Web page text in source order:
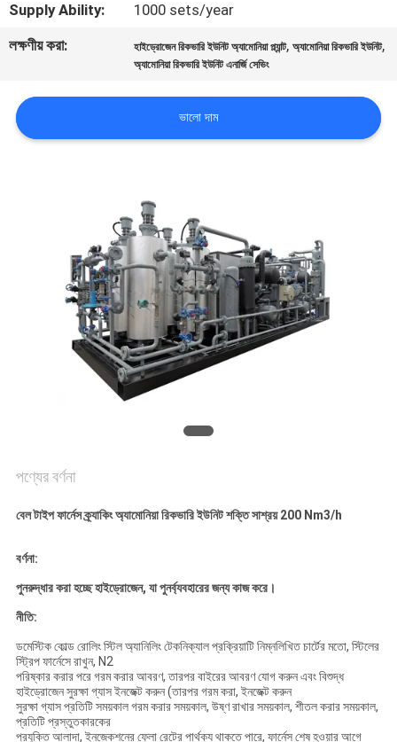
সাথে
যোগাযোগ
খবর
সাইট
গোপনীয়তা
নীতি
Supply Ability:
1000 sets/year
লক্ষণীয় করা:
হাইড্রোজেন রিকভারি ইউনিট অ্যামোনিয়া প্ল্যান্ট,অ্যামোনিয়া রিকভারি ইউনিট,
অ্যামোনিয়া রিকভারি ইউনিট এনার্জি সেভিং
ভালো দাম
পণ্যের বর্ণনা
বেল টাইপ ফার্নেস ক্র্যাকিং অ্যামোনিয়া রিকভারি ইউনিট শক্তি সাশ্রয় 200 Nm3/h
বর্ণনা:
পুনরুদ্ধার করা হচ্ছে হাইড্রোজেন, যা পুনর্ব্যবহারের জন্য কাজ করে।
নীতি:
ডমেস্টিক কোল্ড রোলিং স্টিল অ্যানিলিং টেকনিক্যাল প্রক্রিয়াটি নিম্নলিখিত চার্টের মতো, স্টিলের
স্ট্রিপ ফার্নেসে রাখুন, N2
পরিষ্কার করার পরে গরম করার আবরণ, তারপর বাইরের আবরণ যোগ করুন এবং বিশুদ্ধ
হাইড্রোজেন সুরক্ষা গ্যাস ইনজেক্ট করুন (তারপর গরম করা, ইনজেক্ট করুন
সুরক্ষা গ্যাস প্রতিটি সময়কাল গরম করার সময়কাল, উষ্ণ রাখার সময়কাল, শীতল করার সময়কাল,
প্রতিটি প্রস্তুতকারকের
প্রযুক্তি আলাদা, ইনজেকশনের ফ্লো রেটের পার্থক্য থাকতে পারে, ফার্নেস শেষ হওয়ার আগে